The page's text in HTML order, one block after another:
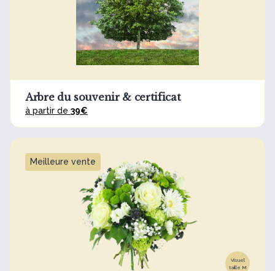
Arbre du souvenir & certificat
à partir de 39€
Meilleure vente
Visuel
taille M